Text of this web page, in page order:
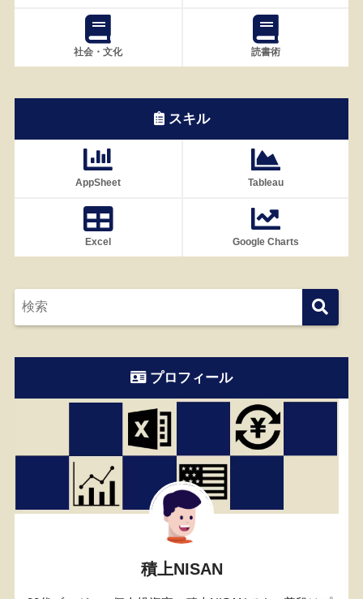
社会・文化 読書術
スキル
AppSheet Tableau
Excel Google Charts
プロフィール
積上NISAN